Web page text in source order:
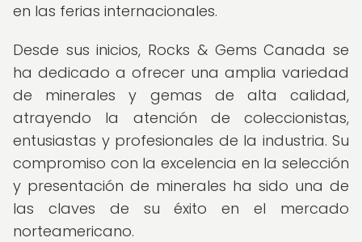
en las ferias internacionales.
Desde sus inicios, Rocks & Gems Canada se
ha dedicado a ofrecer una amplia variedad
de minerales y gemas de alta calidad,
atrayendo la atención de coleccionistas,
entusiastas y profesionales de la industria. Su
compromiso con la excelencia en la selección
y presentación de minerales ha sido una de
las claves de su éxito en el mercado
norteamericano.